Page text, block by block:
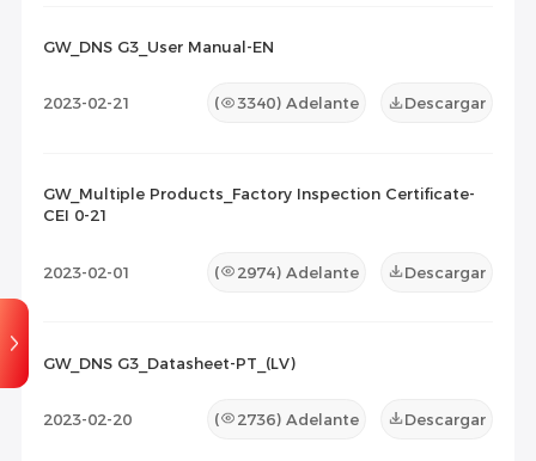
GW_DNS G3_User Manual-EN
2023-02-21 ( 3340) Adelante Descargar
GW_Multiple Products_Factory Inspection Certificate-
CEI 0-21
2023-02-01 ( 2974) Adelante Descargar
GW_DNS G3_Datasheet-PT_(LV)
2023-02-20 ( 2736) Adelante Descargar